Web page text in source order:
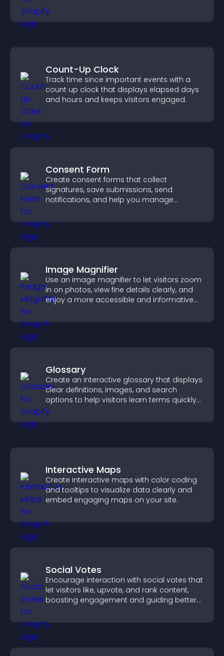
Count-Up Clock
Track time since important events with a
count up clock that displays elapsed days
and hours and keeps visitors engaged.
Consent Form
Create consent forms that collect
signatures, save submissions, send
notifications, and help you manage
Image Magnifier
Use an image magnifier to let visitors zoom
in on photos, view fine details clearly, and
enjoy a more accessible and informative
Glossary
Create an interactive glossary that displays
clear definitions, images, and search
options to help visitors learn terms quickly
and navigate complex topics with ease.
Interactive Maps
Create interactive maps with color coding
and tooltips to visualize data clearly and
embed engaging maps on your site.
Social Votes
Encourage interaction with social votes that
let visitors like, upvote, and rank content,
boosting engagement and guiding better